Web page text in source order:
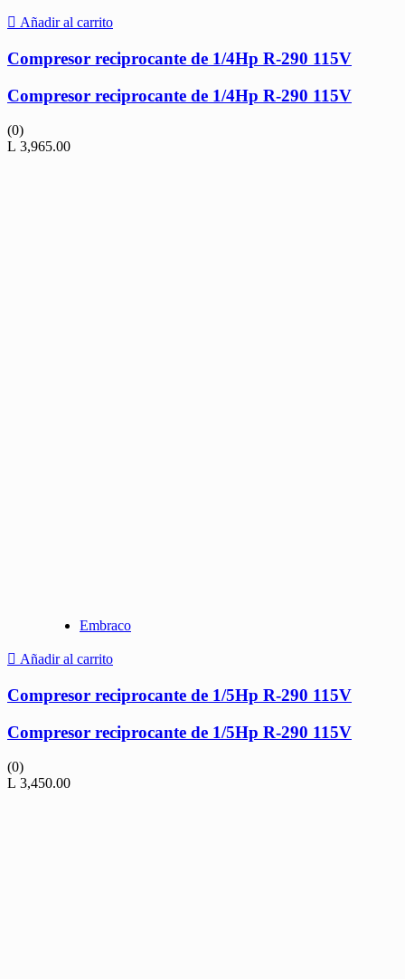
Añadir al carrito
Compresor reciprocante de 1/4Hp R-290 115V
Compresor reciprocante de 1/4Hp R-290 115V
(0)
L 3,965.00
Embraco
Añadir al carrito
Compresor reciprocante de 1/5Hp R-290 115V
Compresor reciprocante de 1/5Hp R-290 115V
(0)
L 3,450.00